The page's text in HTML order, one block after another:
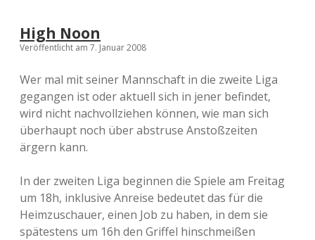
High Noon
Veröffentlicht am 7. Januar 2008
Wer mal mit seiner Mannschaft in die zweite Liga
gegangen ist oder aktuell sich in jener befindet,
wird nicht nachvollziehen können, wie man sich
überhaupt noch über abstruse Anstoßzeiten
ärgern kann.
In der zweiten Liga beginnen die Spiele am Freitag
um 18h, inklusive Anreise bedeutet das für die
Heimzuschauer, einen Job zu haben, in dem sie
spätestens um 16h den Griffel hinschmeißen